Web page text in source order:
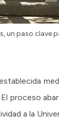
un paso clave
proceso
a la